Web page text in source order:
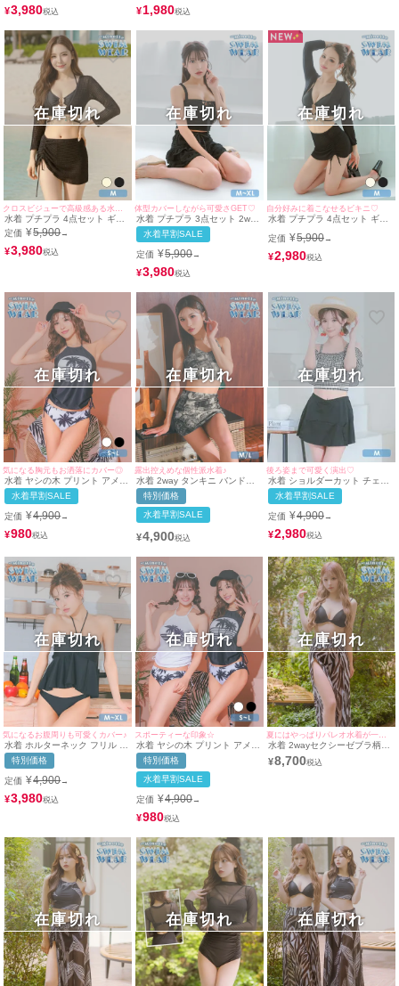
¥3,980 ¥1,980
水着 プチプラ 4点セット ギャ
ル 2way セット 体型カバー 背
中カバー メッシュ 袖あり ビジ
ュー タンキニ スカートタイプ
下乳 黒 ブラック ビキニ (Mサ
定価 ¥5,900→
¥3,980
在庫切れ
体型カバーしながら可愛さGET♡
水着 プチプラ 3点セット 2way
セット 体型カバー ハイウエス
ト フリル タンクトップ 脚カバ
ー シンプル ボトム リボン ス
カートタイプ 黒 ブラック ビス
チェ (ちぴたん着用/M~XLサイ
ズ対応) | myMinette/マイミネ
水着早割SALE
定価 ¥5,900→
¥3,980
在庫切れ
自分好みに着こなせるビキニ♡
水着 プチプラ 4点セット ギャ
中カバー メッシュ 袖あり ビジ
下乳 リゾート 黒 ブラック ビ
定価 ¥5,900→
¥2,980
在庫切れ
気になる胸元もお洒落にカバー◎
水着 ヤシの木 プリント アメリ
カンスリーブ ドロスト ビスチ
ェ 体型カバー ギャル タンキニ
(ブラック/MIYABI着用)
水着早割SALE
定価 ¥4,900→
¥980
在庫切れ
露出控えめな個性派水着♪
水着 2way タンキニ バンドゥ
ドロスト レースアップ デニム
プリント 体型カバー スカート
ギャル ビキニ (デニムプリン
ト/MIYABI着用)
特別価格
水着早割SALE
¥4,900
在庫切れ
後ろ姿まで可愛く演出♡
水着 ショルダーカット チェッ
ク フリル ビスチェ バックリボ
ン 体型カバー スカート 韓国風
ガーリー タンキニ (チェック×
ブラック/聖菜)
水着早割SALE
定価 ¥4,900→
¥2,980
在庫切れ
気になるお腹周りも可愛くカバー♪
水着 ホルターネック フリル フ
レア ビスチェ ワンカラー 体型
カバー 韓国風 ビキニ (ブラッ
ク/MIYABI着用)
特別価格
定価 ¥4,900→
¥3,980
在庫切れ
スポーティーな印象☆
水着 ヤシの木 プリント アメリ
カンスリーブ ドロスト ビスチ
ェ 体型カバー ギャル タンキニ
(ホワイト/上ノ堀結愛着用)(ブ
ラック/MIYABI着用)
特別価格
水着早割SALE
定価 ¥4,900→
¥980
在庫切れ
夏にはやっぱりパレオ水着が一番でしょ♪
水着 2wayセクシーゼブラ柄パ
レオパンツ付き三角ギャルビキ
ニ
¥8,700
在庫切れ
在庫切れ 在庫切れ 在庫切れ